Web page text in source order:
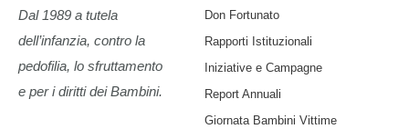
Dal 1989 a tutela
dell’infanzia, contro la
pedofilia, lo sfruttamento
e per i diritti dei Bambini.
Don Fortunato
Rapporti Istituzionali
Iniziative e Campagne
Report Annuali
Giornata Bambini Vittime